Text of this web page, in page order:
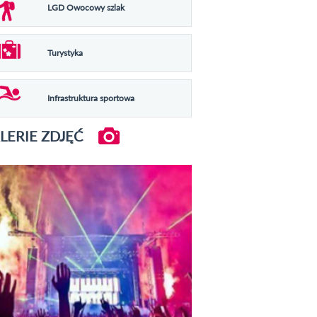
LGD Owocowy szlak
Turystyka
Infrastruktura sportowa
ZDJĘĆ